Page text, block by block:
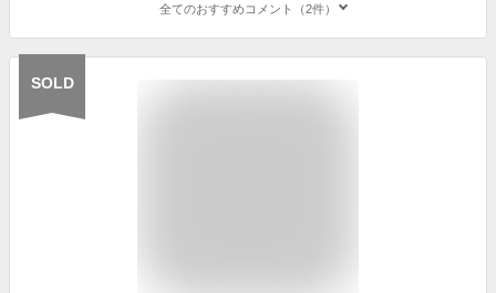
全てのおすすめコメント（2件）
SOLD